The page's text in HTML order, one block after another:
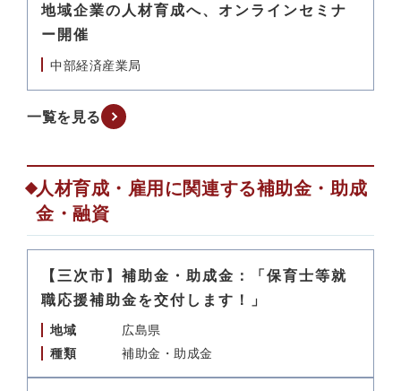
地域企業の人材育成へ、オンラインセミナ
ー開催
中部経済産業局
一覧を見る
人材育成・雇用に関連する補助金・助成
金・融資
【三次市】補助金・助成金：「保育士等就
職応援補助金を交付します！」
地域
広島県
種類
補助金・助成金